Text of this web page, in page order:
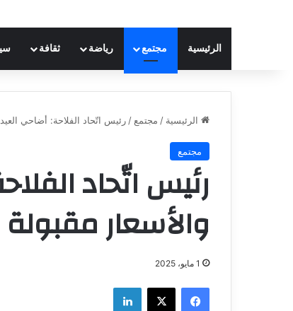
الرئيسية مجتمع رياضة ثقافة
الرئيسية / مجتمع / رئيس اتّحاد الفلاحة: أضاحي
مجتمع
رئيس اتّحاد
والأسعار مقبولة
1 مايو، 2025
فيسبوك ‫X لينكدإن